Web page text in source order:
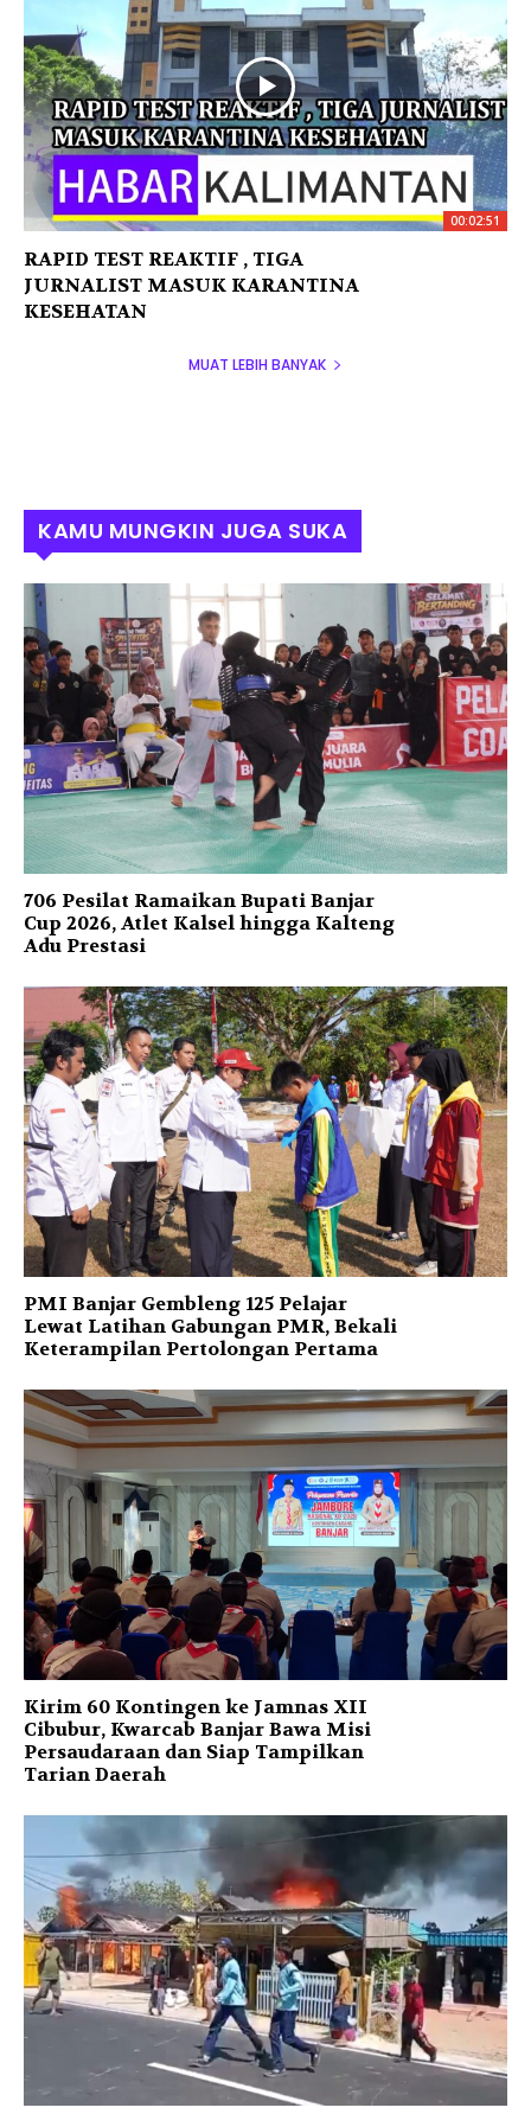
00:02:51
RAPID TEST REAKTIF , TIGA
JURNALIST MASUK KARANTINA
KESEHATAN
MUAT LEBIH BANYAK
KAMU MUNGKIN JUGA SUKA
706 Pesilat Ramaikan Bupati Banjar
Cup 2026, Atlet Kalsel hingga Kalteng
Adu Prestasi
PMI Banjar Gembleng 125 Pelajar
Lewat Latihan Gabungan PMR, Bekali
Keterampilan Pertolongan Pertama
Kirim 60 Kontingen ke Jamnas XII
Cibubur, Kwarcab Banjar Bawa Misi
Persaudaraan dan Siap Tampilkan
Tarian Daerah